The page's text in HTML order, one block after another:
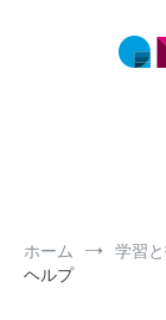
ホーム 学習
ヘルプ